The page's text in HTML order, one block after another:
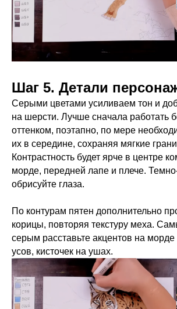
Шаг 5. Детали
Серыми цветами усиливаем тон и
на шерсти. Лучше сначала работать
оттенком, поэтапно, по мере
их в середине, сохраняя мягкие
Контрастность будет ярче в центре
морде, передней лапе и плече.
обрисуйте глаза.
По контурам пятен дополнительно
корицы, повторяя текстуру меха.
серым расставьте акцентов на морде
усов, кисточек на ушах.